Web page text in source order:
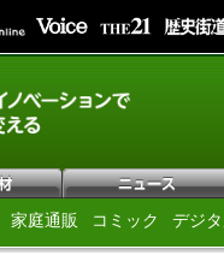
家庭通販 コミック デジ